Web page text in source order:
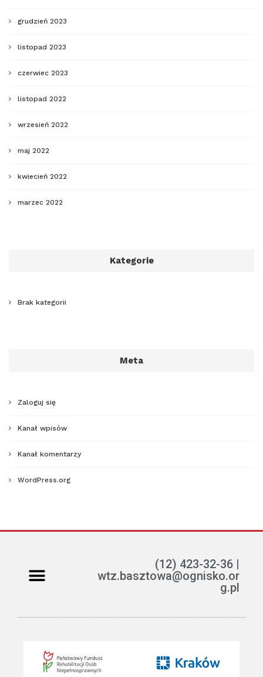
grudzień 2023
listopad 2023
czerwiec 2023
listopad 2022
wrzesień 2022
maj 2022
kwiecień 2022
marzec 2022
Kategorie
Brak kategorii
Meta
Zaloguj się
Kanał wpisów
Kanał komentarzy
WordPress.org
(12) 423-32-36 |
wtz.basztowa@ognisko.or
g.pl